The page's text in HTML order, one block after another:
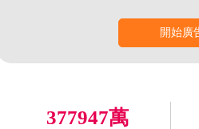
開始廣
377947萬